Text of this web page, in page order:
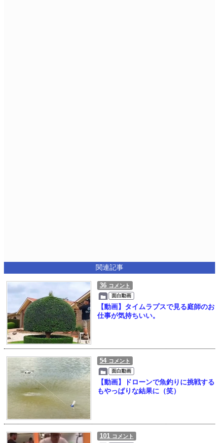
関連記事
36 コメント
面白動画
【動画】タイムラプスで見る庭師のお
仕事が気持ちいい。
54 コメント
面白動画
【動画】ドローンで魚釣りに挑戦する
もやっぱりな結果に（笑）
101 コメント